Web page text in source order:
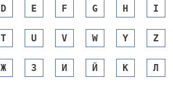
D E F G H I
T U V W Y Z
Ж З И Й К Л